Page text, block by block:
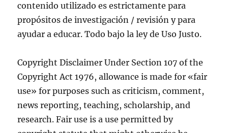
contenido utilizado es estrictamente para
propósitos de investigación / revisión y para
ayudar a educar. Todo bajo la ley de Uso Justo.
Copyright Disclaimer Under Section 107 of the
Copyright Act 1976, allowance is made for «fair
use» for purposes such as criticism, comment,
news reporting, teaching, scholarship, and
research. Fair use is a use permitted by